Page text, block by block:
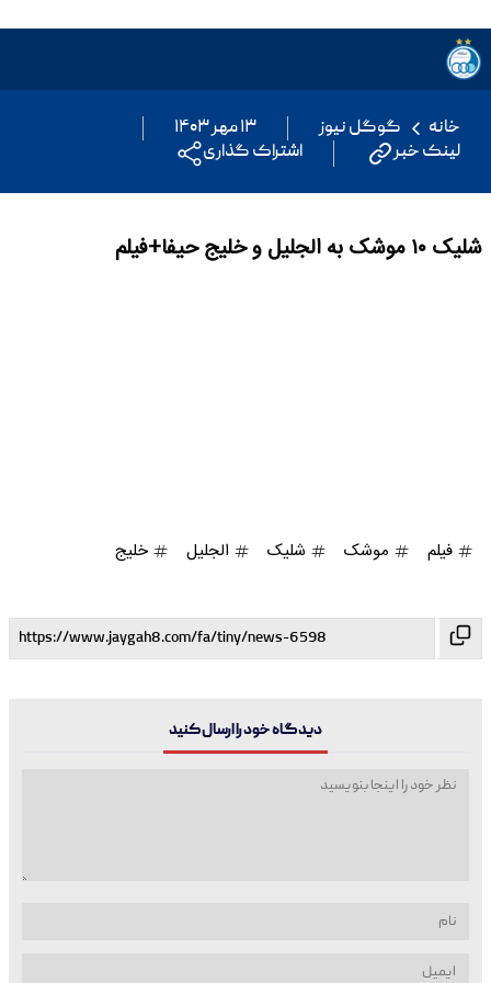
خانه گوگل نیوز
۱۳ مهر ۱۴۰۳
لینک خبر
اشتراک گذاری
شلیک ۱۰ موشک به الجلیل و خلیج حیفا+فیلم
فیلم موشک شلیک الجلیل خلیج
دیدگاه خود را ارسال کنید